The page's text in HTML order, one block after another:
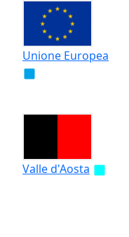
Unione Europea
Valle d'Aosta